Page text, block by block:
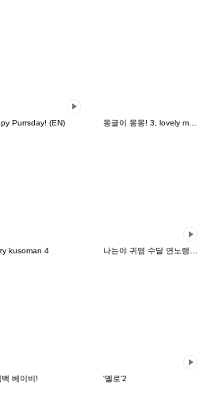
Purrsday! (EN) 몽글이 몽몽! 3, lovely mongmong
kusoman 4
백 베이비! '옐로'2